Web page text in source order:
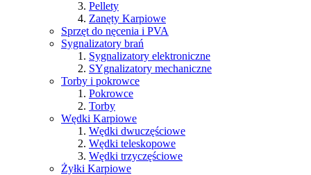
Pellety
Zanęty Karpiowe
Sprzęt do nęcenia i PVA
Sygnalizatory brań
Sygnalizatory elektroniczne
SYgnalizatory mechaniczne
Torby i pokrowce
Pokrowce
Torby
Wędki Karpiowe
Wędki dwuczęściowe
Wędki teleskopowe
Wędki trzyczęściowe
Żyłki Karpiowe